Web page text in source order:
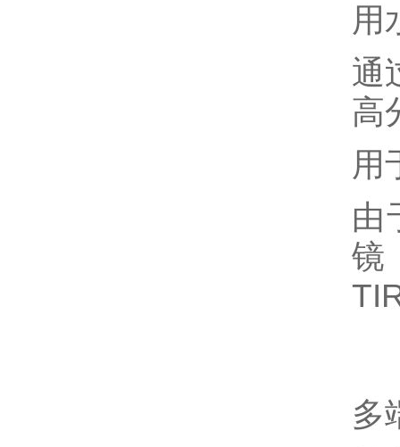
用
通
高
用
由
镜
多